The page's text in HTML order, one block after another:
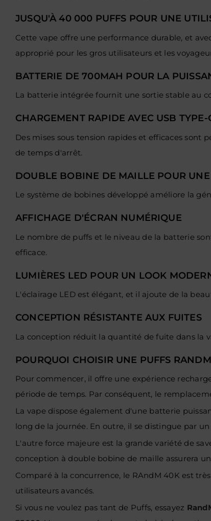
JUSQU'À 40 000 PUFFS POUR UNE
Cette vape offre une performance durable, et
approprié pour les gros utilisateurs et les
BATTERIE DE 700MAH POUR LA
La batterie intégrée fournit une sortie stable au
CHARGEMENT RAPIDE AVEC USB TYPE-
Des mises sous tension rapides et efficaces
de temps d'arrêt.
DOUBLE BOBINE DE MAILLE POUR
Le système de bobines développé améliore la
AFFICHAGE D'ÉCRAN NUMÉRIQUE
Le nombre de puffs et le niveau de la batterie
efficace.
LUMIÈRES LED POUR UN LOOK
L'éclairage LED est élégant, et il ajoute de la
CONCEPTION RÉSISTANTE AUX FUITES
La conception réduit la quantité de fuite dans la
POURQUOI CHOISIR UNE PUFFS
Pour commencer, il offre une expérience
période de temps. Par conséquent, le
La vape dispose également d'une batterie
long de la journée. En outre, il se distingue par
L'autre force majeure est la grande variété de
conception à double bobine de maille assurera
Comparé à la concurrence, le RAndM 40K est
utilisateurs avancés.
Si vous ne voulez pas tant de Puffs, essayez